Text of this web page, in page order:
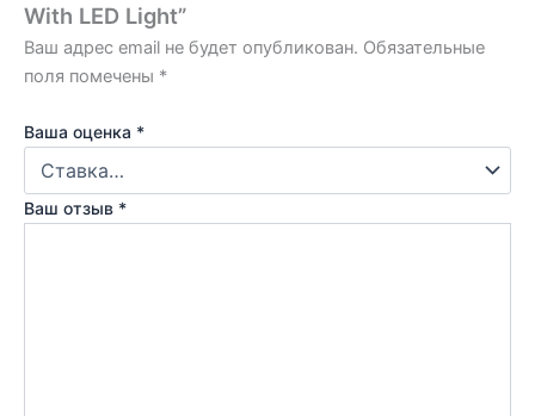
With LED Light”
Ваш адрес email не будет опубликован. Обязательные
поля помечены *
Ваша оценка *
Ваш отзыв *